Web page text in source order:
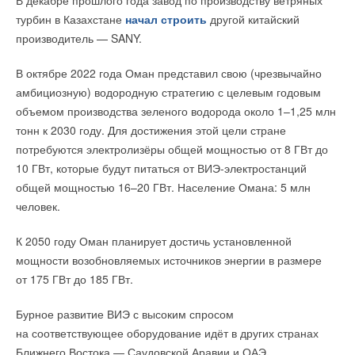
турбин в Казахстане начал строить другой китайский
производитель — SANY.
В октябре 2022 года Оман представил свою (чрезвычайно
амбициозную) водородную стратегию с целевым годовым
объемом производства зеленого водорода около 1–1,25 млн
тонн к 2030 году. Для достижения этой цели стране
потребуются электролизёры общей мощностью от 8 ГВт до
10 ГВт, которые будут питаться от ВИЭ-электростанций
общей мощностью 16–20 ГВт. Население Омана: 5 млн
человек.
К 2050 году Оман планирует достичь установленной
мощности возобновляемых источников энергии в размере
от 175 ГВт до 185 ГВт.
Бурное развитие ВИЭ с высоким спросом
на соответствующее оборудование идёт в других странах
с De Dietrich и Remeha.
Сделано в Италии
Сегодня завод BAXI S.p. A. в составе Группы BDR Thermea
является центром по производству настенных газовых
на построении глубинных 2D/3D моделей температуры,
петрои теплофизических свойств пород. В нем используются
индукционного метода, при котором измеряют естественное
электромагнитное поле на поверхности Земли. Совместный
анализ построенных моделей с помощью методов
искусственного интеллекта позволяет создать «паспорт»
участка недр, который можно использовать для поиска
областей земной коры с заданными свойствами пород.
→
Инверторные накопительные водонагреватели Royal
Thermo: чем отличаются три серии
ЖУРНАЛ СОК АВГУСТ 2026
Уведомления отключены
Комментарии
тепловой энергии, но допускается снижение температуры на период
ликвидации аварийных ситуаций, но не более 54 часов - круто)